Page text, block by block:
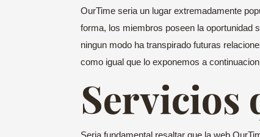
OurTime seri­a un lugar extremadamente
forma, los miembros poseen la oportunidad
ningun modo ha transpirado futuras
como igual que lo exponemos a
Servicios
Seri­a fundamental resaltar que la web